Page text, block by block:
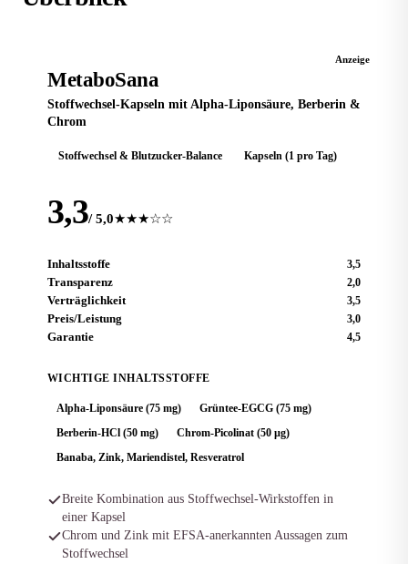
Anzeige
MetaboSana
Stoffwechsel-Kapseln mit Alpha-Liponsäure, Berberin &
Chrom
Stoffwechsel & Blutzucker-Balance Kapseln (1 pro Tag)
3,3/ 5,0★★★☆☆
Inhaltsstoffe 3,5
Transparenz 2,0
Verträglichkeit 3,5
Preis/Leistung 3,0
Garantie 4,5
WICHTIGE INHALTSSTOFFE
Alpha-Liponsäure (75 mg)
Grüntee-EGCG (75 mg)
Berberin-HCl (50 mg)
Chrom-Picolinat (50 µg)
Banaba, Zink, Mariendistel, Resveratrol
Breite Kombination aus Stoffwechsel-Wirkstoffen in
einer Kapsel
Chrom und Zink mit EFSA-anerkannten Aussagen zum
Stoffwechsel